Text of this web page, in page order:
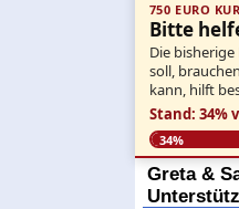
750 EURO
Bitte
Die
soll,
kann, hilft
Stand: 34%
34%
Greta &